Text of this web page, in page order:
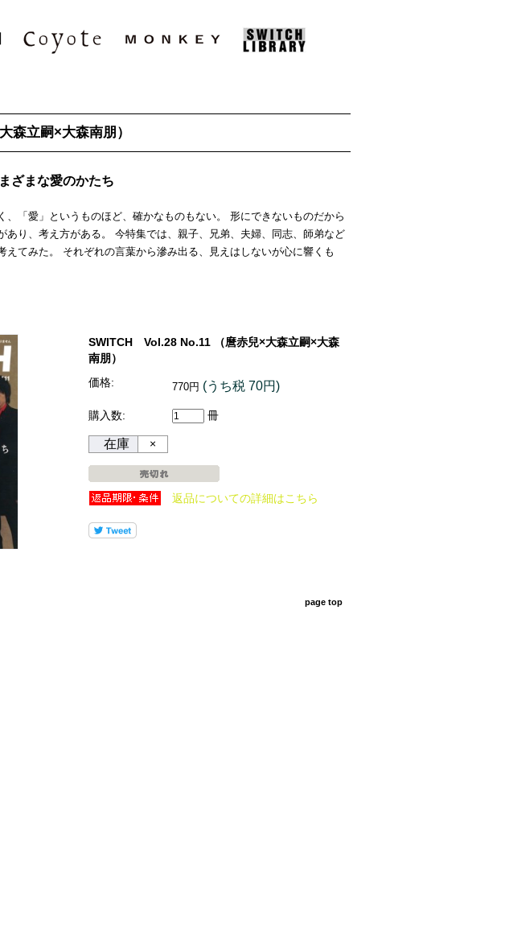
立嗣×大森南朋）
ざまな愛のかたち
、「愛」というものほど、確かなものもない。 形にできないものだから
あり、考え方がある。 今特集では、親子、兄弟、夫婦、同志、師弟など
てみた。 それぞれの言葉から滲み出る、見えはしないが心に響くも
SWITCH Vol.28 No.11 （麿赤兒×大森立嗣×大森
南朋）
価格:
770円 (うち税 70円)
購入数: 冊
在庫 ×
返品についての詳細はこちら
page top